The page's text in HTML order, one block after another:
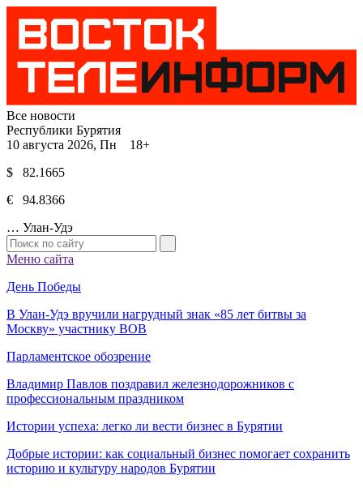
Все новости
Республики Бурятия
10 августа 2026, Пн 18+
$ 82.1665
€ 94.8366
… Улан-Удэ
Меню сайта
День Победы
В Улан-Удэ вручили нагрудный знак «85 лет битвы за
Москву» участнику ВОВ
Парламентское обозрение
Владимир Павлов поздравил железнодорожников с
профессиональным праздником
Истории успеха: легко ли вести бизнес в Бурятии
Добрые истории: как социальный бизнес помогает сохранить
историю и культуру народов Бурятии